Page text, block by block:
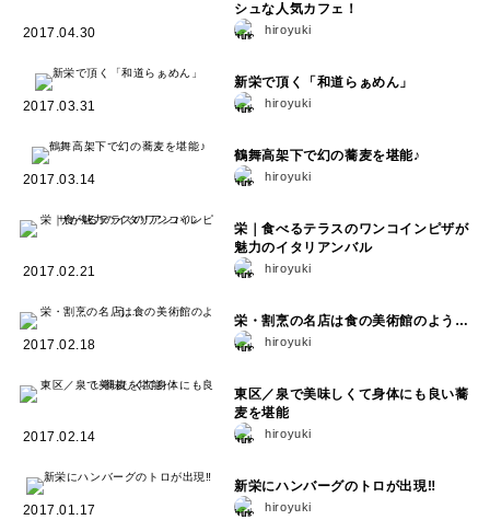
2017.04.30
シュな人気カフェ！
hiroyuki
2017.03.31
新栄で頂く「和道らぁめん」
hiroyuki
2017.03.14
鶴舞高架下で幻の蕎麦を堪能♪
hiroyuki
2017.02.21
栄｜食べるテラスのワンコインピザが
魅力のイタリアンバル
hiroyuki
2017.02.18
栄・割烹の名店は食の美術館のよう…
hiroyuki
2017.02.14
東区／泉で美味しくて身体にも良い蕎
麦を堪能
hiroyuki
2017.01.17
新栄にハンバーグのトロが出現‼︎
hiroyuki